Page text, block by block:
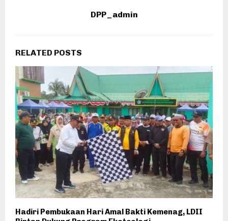
DPP_admin
RELATED POSTS
Hadiri Pembukaan Hari Amal Bakti Kemenag, LDII